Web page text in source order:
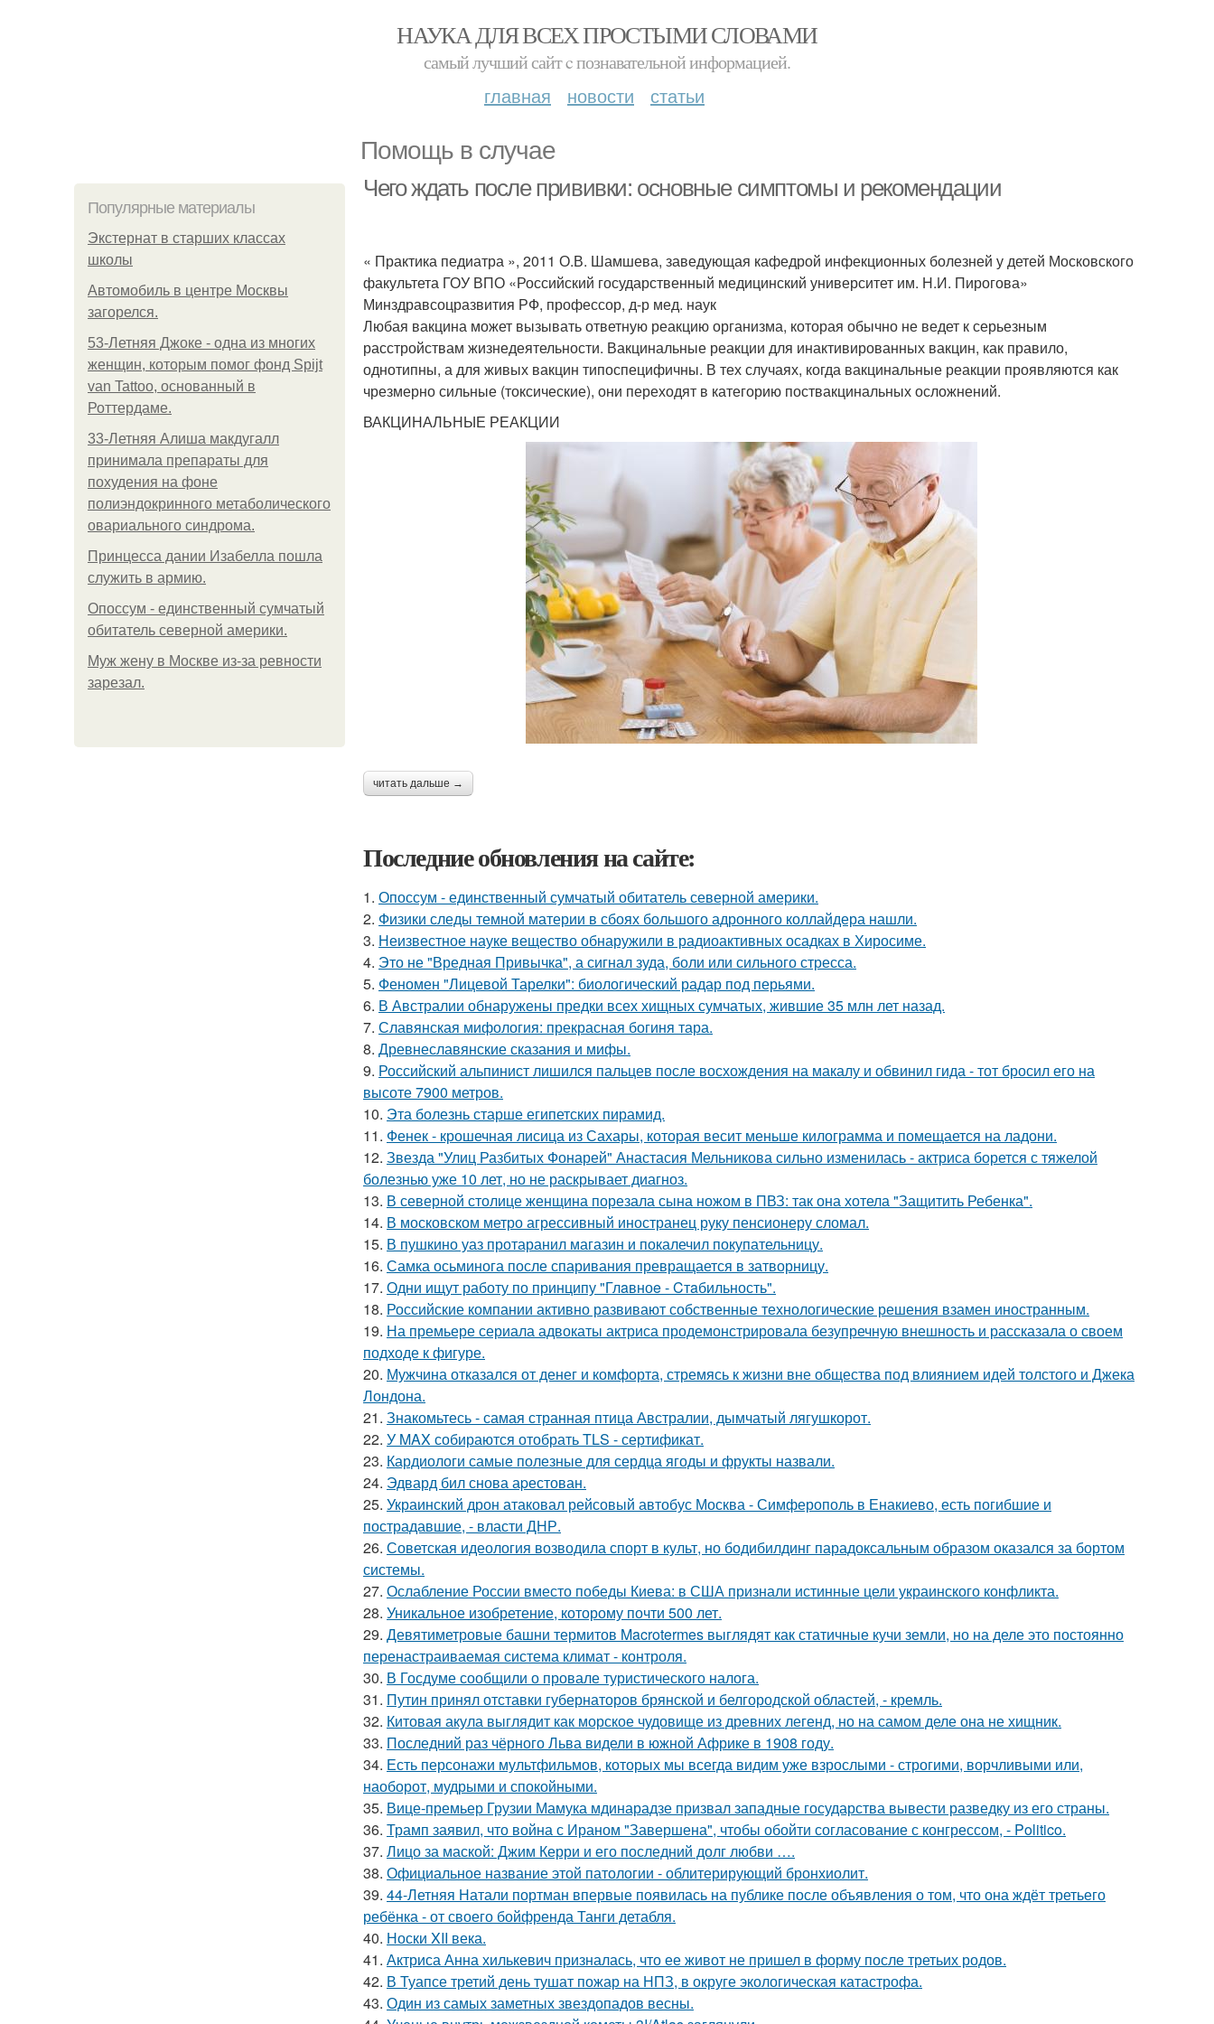
НАУКА ДЛЯ ВСЕХ ПРОСТЫМИ СЛОВАМИ
самый лучший сайт c познавательной информацией.
главная новости статьи
Помощь в случае
Популярные материалы
Экстернат в старших классах
школы
Автомобиль в центре Москвы
загорелся.
53-Летняя Джоке - одна из многих
женщин, которым помог фонд Spijt
van Tattoo, основанный в
Роттердаме.
33-Летняя Алиша макдугалл
принимала препараты для
похудения на фоне
полиэндокринного метаболического
овариального синдрома.
Принцесса дании Изабелла пошла
служить в армию.
Опоссум - единственный сумчатый
обитатель северной америки.
Mуж жену в Москве из-за ревности
зарезал.
Чего ждать после прививки: основные симптомы и рекомендации
« Практика педиатра », 2011 О.В. Шамшева, заведующая кафедрой инфекционных болезней у детей Московского
факультета ГОУ ВПО «Российский государственный медицинский университет им. Н.И. Пирогова»
Минздравсоцразвития РФ, профессор, д-р мед. наук
Любая вакцина может вызывать ответную реакцию организма, которая обычно не ведет к серьезным
расстройствам жизнедеятельности. Вакцинальные реакции для инактивированных вакцин, как правило,
однотипны, а для живых вакцин типоспецифичны. В тех случаях, когда вакцинальные реакции проявляются как
чрезмерно сильные (токсические), они переходят в категорию поствакцинальных осложнений.
ВАКЦИНАЛЬНЫЕ РЕАКЦИИ
читать дальше →
Последние обновления на сайте:
1. Опоссум - единственный сумчатый обитатель северной америки.
2. Физики следы темной материи в сбоях большого адронного коллайдера нашли.
3. Неизвестное науке вещество обнаружили в радиоактивных осадках в Хиросиме.
4. Это не "Вредная Привычка", а сигнал зуда, боли или сильного стресса.
5. Феномен "Лицевой Тарелки": биологический радар под перьями.
6. В Австралии обнаружены предки всех хищных сумчатых, жившие 35 млн лет назад.
7. Славянская мифология: прекрасная богиня тара.
8. Древнеславянские сказания и мифы.
9. Российский альпинист лишился пальцев после восхождения на макалу и обвинил гида - тот бросил его на
высоте 7900 метров.
10. Эта болезнь старше египетских пирамид.
11. Фенек - крошечная лисица из Сахары, которая весит меньше килограмма и помещается на ладони.
12. Звезда "Улиц Разбитых Фонарей" Анастасия Мельникова сильно изменилась - актриса борется с тяжелой
болезнью уже 10 лет, но не раскрывает диагноз.
13. В северной столице женщина порезала сына ножом в ПВЗ: так она хотела "Защитить Ребенка".
14. В московском метро агрессивный иностранец руку пенсионеру сломал.
15. В пушкино уаз протаранил магазин и покалечил покупательницу.
16. Самка осьминога после спаривания превращается в затворницу.
17. Одни ищут работу по принципу "Глaвноe - Cтaбильность".
18. Российские компании активно развивают собственные технологические решения взамен иностранным.
19. На премьере сериала адвокаты актриса продемонстрировала безупречную внешность и рассказала о своем
подходе к фигуре.
20. Мужчина отказался от денег и комфорта, стремясь к жизни вне общества под влиянием идей толстого и Джека
Лондона.
21. Знакомьтесь - самая странная птица Австралии, дымчатый лягушкорот.
22. У MAX собираются отобрать TLS - сертификат.
23. Кардиологи самые полезные для сердца ягоды и фрукты назвали.
24. Эдвард бил снова аpестован.
25. Украинский дрон атаковал рейсовый автобус Москва - Симферополь в Енакиево, есть погибшие и
пострадавшие, - власти ДНР.
26. Советская идеология возводила спорт в культ, но бодибилдинг парадоксальным образом оказался за бортом
системы.
27. Ослабление России вместо победы Киева: в США признали истинные цели украинского конфликта.
28. Уникальное изобретение, которому почти 500 лет.
29. Девятиметровые башни термитов Macrotermes выглядят как статичные кучи земли, но на деле это постоянно
перенастраиваемая система климат - контроля.
30. В Госдуме сообщили о провале туристического налога.
31. Путин принял отставки губернаторов брянской и белгородской областей, - кремль.
32. Китовая акула выглядит как морское чудовище из древних легенд, но на самом деле она не хищник.
33. Последний раз чёрного Льва видели в южной Африке в 1908 году.
34. Есть персонажи мультфильмов, которых мы всегда видим уже взрослыми - строгими, ворчливыми или,
наоборот, мудрыми и спокойными.
35. Вице-премьер Грузии Мамука мдинарадзе призвал западные государства вывести разведку из его страны.
36. Трамп заявил, что война с Ираном "Завершена", чтобы обойти согласование с конгрессом, - Politico.
37. Лицо за маской: Джим Керри и его последний долг любви ….
38. Официальное название этой патологии - облитерирующий бронхиолит.
39. 44-Летняя Натали портман впервые появилась на публике после объявления о том, что она ждёт третьего
ребёнка - от своего бойфренда Танги детабля.
40. Носки XII века.
41. Актриса Анна хилькевич призналась, что ее живот не пришел в форму после третьих родов.
42. В Туапсе третий день тушат пожар на НПЗ, в округе экологическая катастрофа.
43. Один из самых заметных звездопадов весны.